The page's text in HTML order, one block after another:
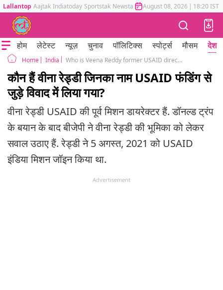
Lallantop Aajtak Indiatoday Sportstak Newstak Mumbai Tak Astrotak
August 08, 2026 | 18:20 IST
होम लेटेस्ट न्यूज़ चुनाव पॉलिटिक्स स्पोर्ट्स मौसम देश
Home India Who is Veena Reddy former USAID director Donald Trump Indian election Congress vs BJP
कौन हैं वीना रेड्डी जिनका नाम USAID फंडिंग से
जुड़े विवाद में लिया गया?
वीना रेड्डी USAID की पूर्व मिशन डायरेक्टर हैं. डॉनल्ड ट्रंप
के बयान के बाद बीजेपी ने वीना रेड्डी की भूमिका को लेकर
सवाल उठाए हैं. रेड्डी ने 5 अगस्त, 2021 को USAID
इंडिया मिशन जॉइन किया था.
Advertisement